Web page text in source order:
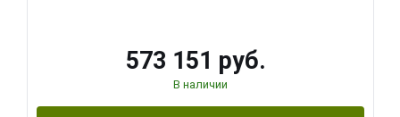
573 151 руб.
В наличии